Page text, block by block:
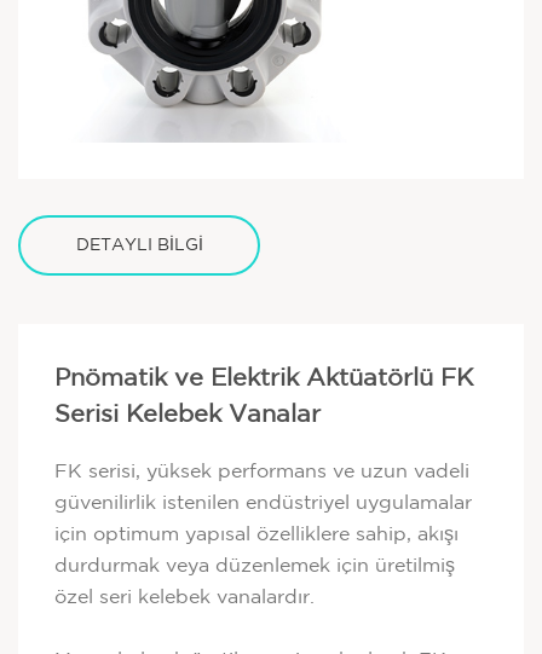
DETAYLI BİLGİ
Pnömatik ve Elektrik Aktüatörlü FK
Serisi Kelebek Vanalar
FK serisi, yüksek performans ve uzun vadeli
güvenilirlik istenilen endüstriyel uygulamalar
için optimum yapısal özelliklere sahip, akışı
durdurmak veya düzenlemek için üretilmiş
özel seri kelebek vanalardır.